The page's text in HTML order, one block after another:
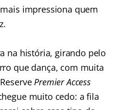
impressiona quem
na história, girando pelo
que dança, com muita
Premier Access
muito cedo: a fila